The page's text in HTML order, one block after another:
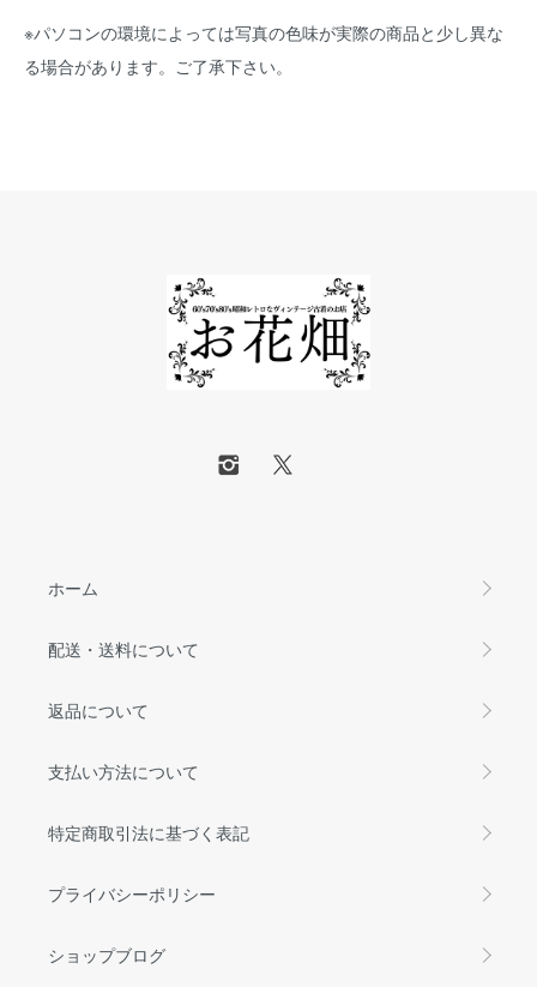
※パソコンの環境によっては写真の色味が実際の商品と少し異な
る場合があります。ご了承下さい。
ホーム
配送・送料について
返品について
支払い方法について
特定商取引法に基づく表記
プライバシーポリシー
ショップブログ